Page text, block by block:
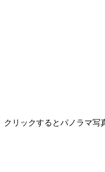
クリックするとパノラマ写